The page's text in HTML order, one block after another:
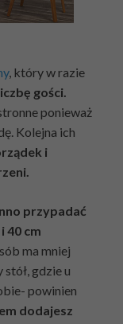
, który w razie
gości.
ponieważ
Kolejna ich
i
przypadać
40 cm
ma mniej
stół, gdzie u
powinien
dodajesz